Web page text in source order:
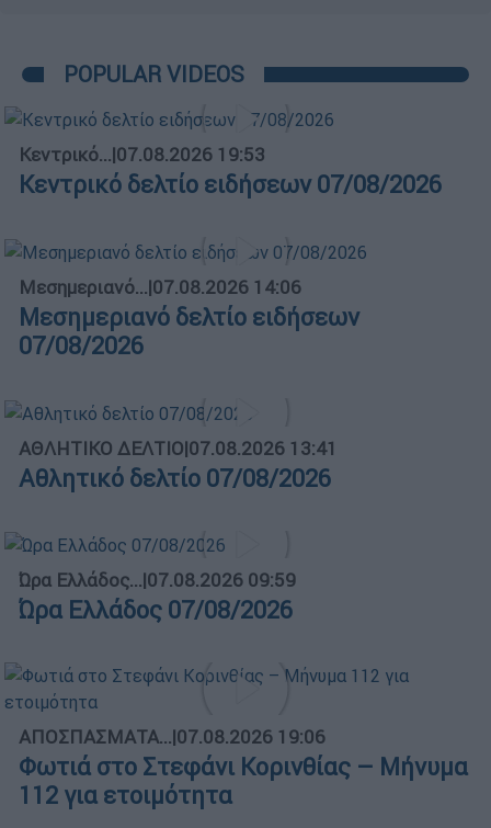
POPULAR VIDEOS
Κεντρικό...|07.08.2026 19:53
Κεντρικό δελτίο ειδήσεων 07/08/2026
Μεσημεριανό...|07.08.2026 14:06
Μεσημεριανό δελτίο ειδήσεων
07/08/2026
ΑΘΛΗΤΙΚΟ ΔΕΛΤΙΟ|07.08.2026 13:41
Αθλητικό δελτίο 07/08/2026
Ώρα Ελλάδος...|07.08.2026 09:59
Ώρα Ελλάδος 07/08/2026
ΑΠΟΣΠΑΣΜΑΤΑ...|07.08.2026 19:06
Φωτιά στο Στεφάνι Κορινθίας – Μήνυμα
112 για ετοιμότητα